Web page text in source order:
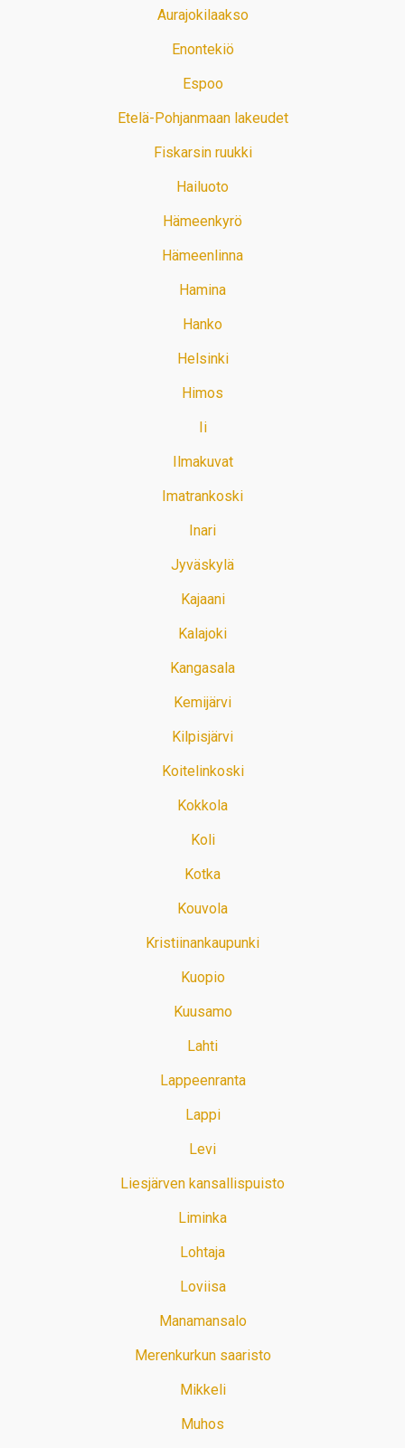
Aurajokilaakso
Enontekiö
Espoo
Etelä-Pohjanmaan lakeudet
Fiskarsin ruukki
Hailuoto
Hämeenkyrö
Hämeenlinna
Hamina
Hanko
Helsinki
Himos
Ii
Ilmakuvat
Imatrankoski
Inari
Jyväskylä
Kajaani
Kalajoki
Kangasala
Kemijärvi
Kilpisjärvi
Koitelinkoski
Kokkola
Koli
Kotka
Kouvola
Kristiinankaupunki
Kuopio
Kuusamo
Lahti
Lappeenranta
Lappi
Levi
Liesjärven kansallispuisto
Liminka
Lohtaja
Loviisa
Manamansalo
Merenkurkun saaristo
Mikkeli
Muhos